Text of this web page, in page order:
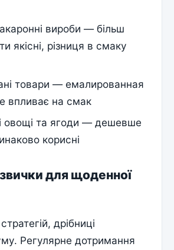
вироби — більш
якісні, різниця в смаку
товари — емалированная
впливає на смак
овощі та ягоди — дешевше
корисні
для щоденної
дрібниці
Регулярне дотримання